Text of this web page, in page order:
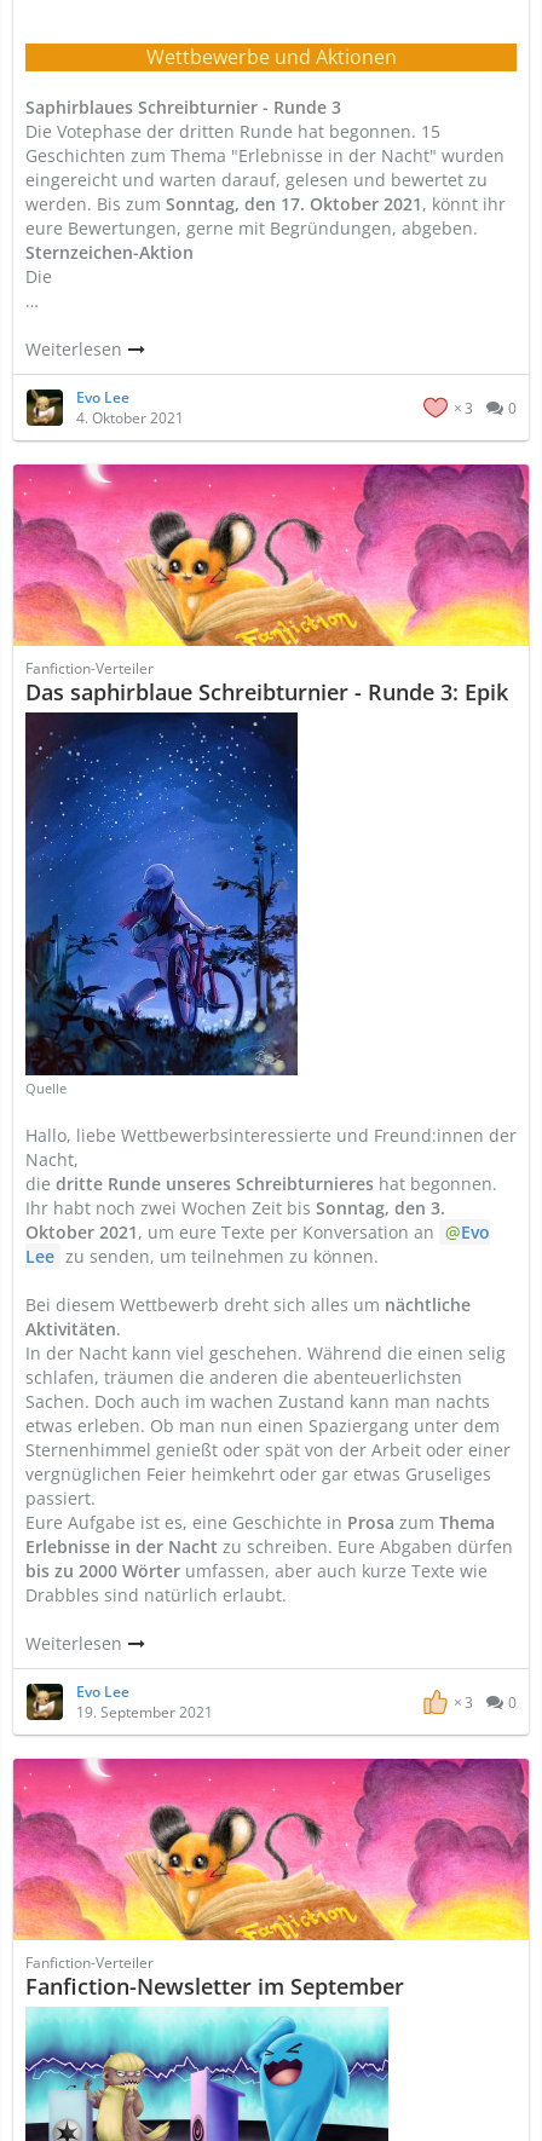
Wettbewerbe und Aktionen
Saphirblaues Schreibturnier - Runde 3
Die Votephase der dritten Runde hat begonnen. 15
Geschichten zum Thema "Erlebnisse in der Nacht" wurden
eingereicht und warten darauf, gelesen und bewertet zu
werden. Bis zum Sonntag, den 17. Oktober 2021, könnt ihr
eure Bewertungen, gerne mit Begründungen, abgeben.
Sternzeichen-Aktion
Die
…
Weiterlesen
Evo Lee
4. Oktober 2021
3 0
Fanfiction-Verteiler
Das saphirblaue Schreibturnier - Runde 3: Epik
Quelle
Hallo, liebe Wettbewerbsinteressierte und Freund:innen der
Nacht,
die dritte Runde unseres Schreibturnieres hat begonnen.
Ihr habt noch zwei Wochen Zeit bis Sonntag, den 3.
Oktober 2021, um eure Texte per Konversation an
Evo
Lee zu senden, um teilnehmen zu können.
Bei diesem Wettbewerb dreht sich alles um nächtliche
Aktivitäten.
In der Nacht kann viel geschehen. Während die einen selig
schlafen, träumen die anderen die abenteuerlichsten
Sachen. Doch auch im wachen Zustand kann man nachts
etwas erleben. Ob man nun einen Spaziergang unter dem
Sternenhimmel genießt oder spät von der Arbeit oder einer
vergnüglichen Feier heimkehrt oder gar etwas Gruseliges
passiert.
Eure Aufgabe ist es, eine Geschichte in Prosa zum Thema
Erlebnisse in der Nacht zu schreiben. Eure Abgaben dürfen
bis zu 2000 Wörter umfassen, aber auch kurze Texte wie
Drabbles sind natürlich erlaubt.
Weiterlesen
Evo Lee
19. September 2021
3 0
Fanfiction-Verteiler
Fanfiction-Newsletter im September